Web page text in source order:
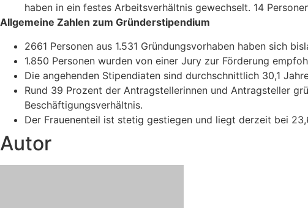
haben in ein festes Arbeitsverhältnis gewechselt. 14
Allgemeine Zahlen zum Gründerstipendium
2661 Personen aus 1.531 Gründungsvorhaben haben sich
1.850 Personen wurden von einer Jury zur Förderung
Die angehenden Stipendiaten sind durchschnittlich 30,1
Rund 39 Prozent der Antragstellerinnen und Antragsteller
Beschäftigungsverhältnis.
Der Frauenenteil ist stetig gestiegen und liegt derzeit bei
Autor